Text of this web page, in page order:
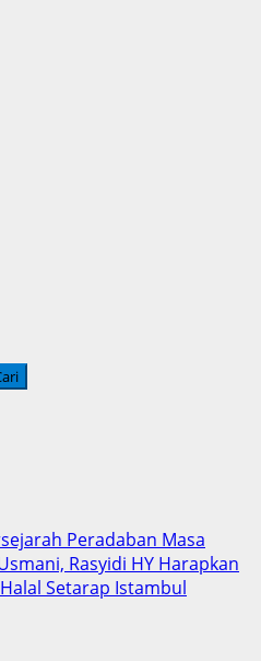
Peradaban Masa
Rasyidi HY Harapkan
Setarap Istambul